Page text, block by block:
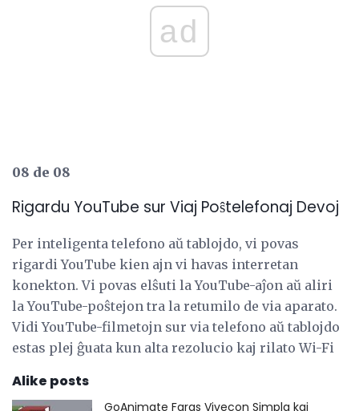
ad
08 de 08
Rigardu YouTube sur Viaj Poŝtelefonaj Devoj
Per inteligenta telefono aŭ tablojdo, vi povas
rigardi YouTube kien ajn vi havas interretan
konekton. Vi povas elŝuti la YouTube-aĵon aŭ aliri
la YouTube-poŝtejon tra la retumilo de via aparato.
Vidi YouTube-filmetojn sur via telefono aŭ tablojdo
estas plej ĝuata kun alta rezolucio kaj rilato Wi-Fi
Alike posts
GoAnimate Faras Vivecon Simpla kaj